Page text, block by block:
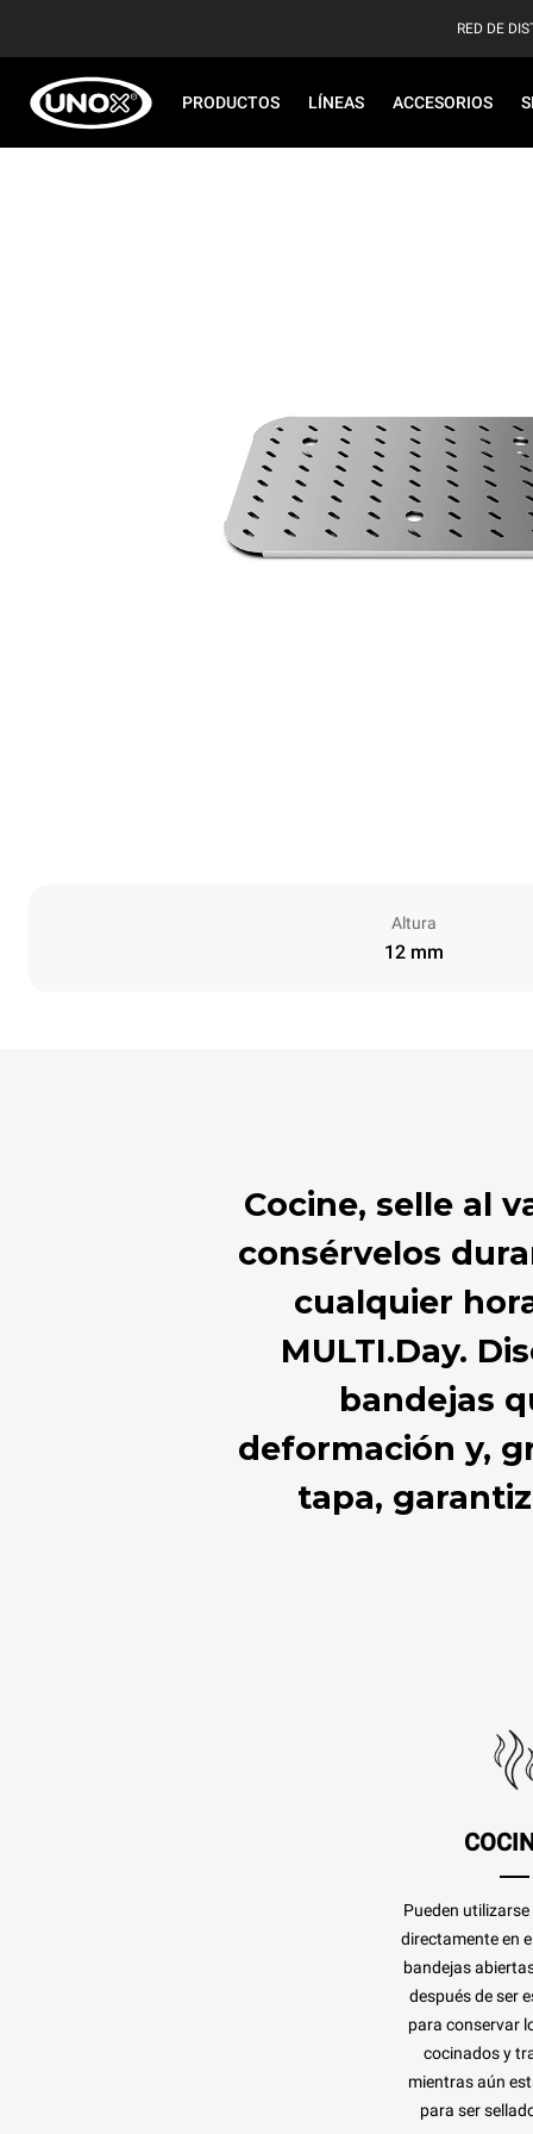
RED DE
PRODUCTOS LÍNEAS ACCESORIOS
Altura
12 mm
Cocine, selle al
consérvelos
cualquier
MULTI.Day.
bandejas
deformación y,
tapa,
Pueden
directamente en
bandejas
después de ser
para conservar
cocinados y
mientras aún
para ser